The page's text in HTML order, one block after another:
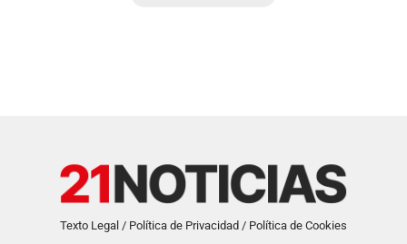
Texto Legal / Política de Privacidad / Política de Cookies